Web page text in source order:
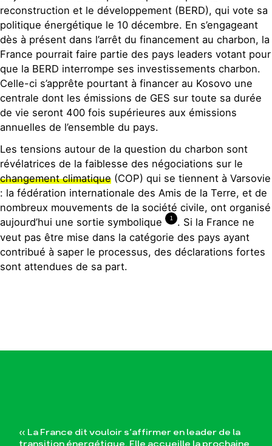
reconstruction et le développement (BERD), qui vote sa
politique énergétique le 10 décembre. En s’engageant
dès à présent dans l’arrêt du financement au charbon, la
France pourrait faire partie des pays leaders votant pour
que la BERD interrompe ses investissements charbon.
Celle-ci s’apprête pourtant à financer au Kosovo une
centrale dont les émissions de GES sur toute sa durée
de vie seront 400 fois supérieures aux émissions
annuelles de l’ensemble du pays.
Les tensions autour de la question du charbon sont
révélatrices de la faiblesse des négociations sur le
changement climatique (COP) qui se tiennent à Varsovie
: la fédération internationale des Amis de la Terre, et de
nombreux mouvements de la société civile, ont organisé
aujourd’hui une sortie symbolique
1
. Si la France ne
veut pas être mise dans la catégorie des pays ayant
contribué à saper le processus, des déclarations fortes
sont attendues de sa part.
« La France dit vouloir s’affirmer en leader de la